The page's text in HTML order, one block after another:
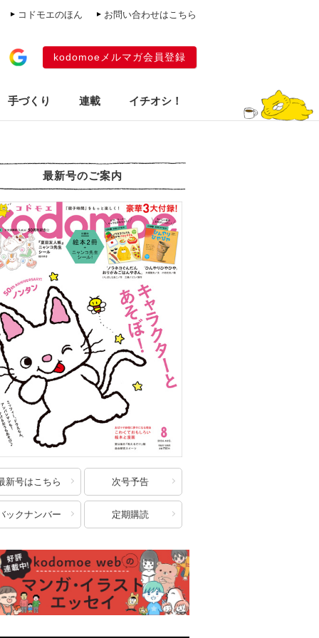
コドモエのほん お問い合わせはこちら
kodomoeメルマガ会員登録
手づくり 連載 イチオシ！
最新号のご案内
新号はこちら 次号予告
ックナンバー 定期購読